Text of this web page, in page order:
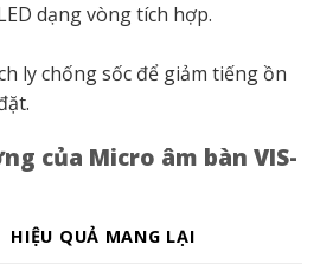
dạng vòng tích hợp.
ly chống sốc để giảm tiếng ồn
của Micro âm bàn VIS-
HIỆU QUẢ MANG LẠI